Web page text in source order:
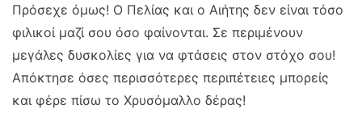
Πρόσεχε όμως! Ο Πελίας και ο Αιήτης δεν είναι τόσο
φιλικοί μαζί σου όσο φαίνονται. Σε περιμένουν
μεγάλες δυσκολίες για να φτάσεις στον στόχο σου!
Απόκτησε όσες περισσότερες περιπέτειες μπορείς
και φέρε πίσω το Χρυσόμαλλο δέρας!